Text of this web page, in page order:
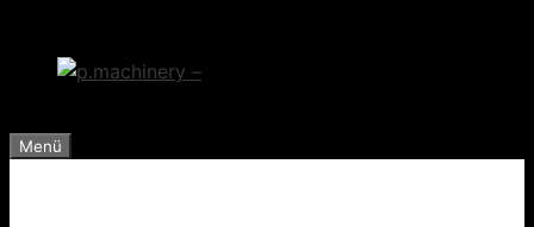
springen
Menü